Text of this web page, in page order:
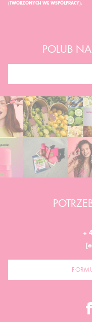
(TWORZONYCH WE WSPÓŁPRACY).
POLUB
+